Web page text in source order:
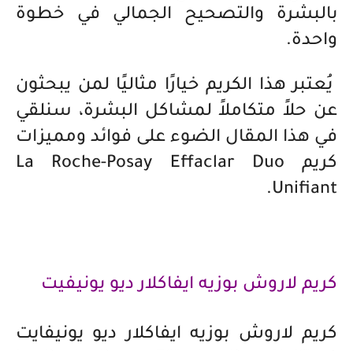
بالبشرة والتصحيح الجمالي في خطوة
واحدة.
يُعتبر هذا الكريم خيارًا مثاليًا لمن يبحثون
عن حلاً متكاملاً لمشاكل البشرة، سنلقي
في هذا المقال الضوء على فوائد ومميزات
كريم La Roche-Posay Effaclar Duo
Unifiant.
كريم لاروش بوزيه ايفاكلار ديو يونيفيت
كريم لاروش بوزيه ايفاكلار ديو يونيفايت